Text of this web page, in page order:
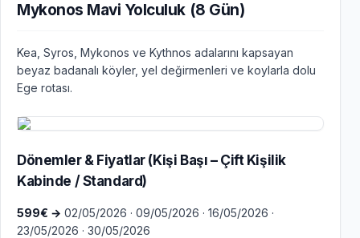
Mykonos Mavi Yolculuk (8 Gün)
Kea, Syros, Mykonos ve Kythnos adalarını kapsayan
beyaz badanalı köyler, yel değirmenleri ve koylarla dolu
Ege rotası.
Dönemler & Fiyatlar (Kişi Başı – Çift Kişilik
Kabinde / Standard)
599€ → 02/05/2026 · 09/05/2026 · 16/05/2026 ·
23/05/2026 · 30/05/2026